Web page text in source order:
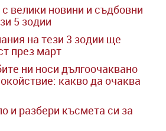
велики новини и съдбовни
5 зодии
на тези 3 зодии ще
през март
ни носи дългоочаквано
какво да очаква
и разбери късмета си за